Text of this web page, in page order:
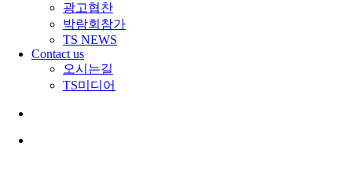
광고협찬
박람회참가
TS NEWS
Contact us
오시는길
TS미디어